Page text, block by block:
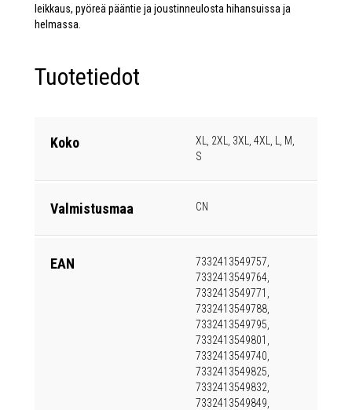
leikkaus, pyöreä pääntie ja joustinneulosta hihansuissa ja
helmassa.
Tuotetiedot
Koko
XL, 2XL, 3XL, 4XL, L, M,
S
Valmistusmaa CN
EAN
7332413549757,
7332413549764,
7332413549771,
7332413549788,
7332413549795,
7332413549801,
7332413549740,
7332413549825,
7332413549832,
7332413549849,